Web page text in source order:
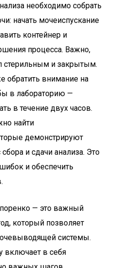
необходимо собрать
начать мочеиспускание
контейнер и
процесса. Важно,
стерильным и закрытым.
обратить внимание на
в лабораторию —
в течение двух часов.
найти
демонстрируют
и сдачи анализа. Это
и обеспечить
— это важный
который позволяет
системы.
включает в себя